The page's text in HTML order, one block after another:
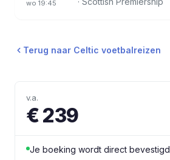
wo 19:45
Terug naar Celtic voetbalreizen
v.a.
€ 239
Je boeking wordt direct bevestigd